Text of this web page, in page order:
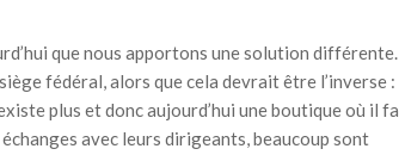
que nous apportons une solution différente.
fédéral, alors que cela devrait être l’inverse :
plus et donc aujourd’hui une boutique où il
avec leurs dirigeants, beaucoup sont